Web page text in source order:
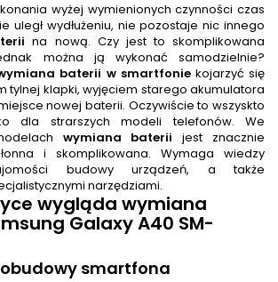
wyżej wymienionych czynności czas
uległ wydłużeniu, nie pozostaje nic innego
na nową. Czy jest to skomplikowana
można ją wykonać samodzielnie?
baterii w smartfoniekojarzyć się
tylnej klapki, wyjęciem starego akumulatora
nowej baterii. Oczywiście to wszyskto
dla strarszych modeli telefonów. We
wymiana baterii jest znacznie
i skomplikowana. Wymaga wiedzy
budowy urządzeń, a także
narzędziami.
wygląda wymiana
Galaxy A40 SM-
obudowy smartfona